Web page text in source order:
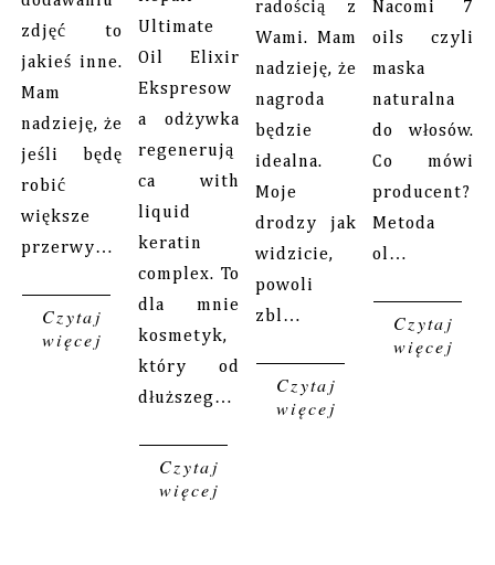
zdjęć to
jakieś inne.
Mam
nadzieję, że
jeśli będę
robić
większe
przerwy…
Czytaj
więcej
Ultimate
Oil Elixir
Ekspresow
a odżywka
regenerują
ca with
liquid
keratin
complex. To
dla mnie
kosmetyk,
który od
dłuższeg…
Czytaj
więcej
radością z
Wami. Mam
nadzieję, że
nagroda
będzie
idealna.
Moje
drodzy jak
widzicie,
powoli
zbl…
Czytaj
więcej
Nacomi 7
oils czyli
maska
naturalna
do włosów.
Co mówi
producent?
Metoda
ol…
Czytaj
więcej